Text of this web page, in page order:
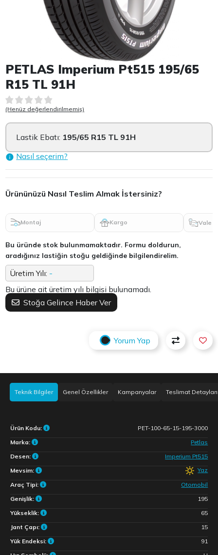
Item 1 of 1
PETLAS Imperium Pt515 195/65
R15 TL 91H
(Henüz değerlendirilmemiş)
Lastik Ebatı: 195/65 R15 TL 91H
Nasıl seçerim?
Ürününüzü Nasıl Teslim Almak İstersiniz?
Montaj Kargo Vale
Bu üründe stok bulunmamaktadır. Formu doldurun,
aradığınız lastiğin stoğu geldiğinde bilgilendirelim.
Üretim Yılı: -
Bu ürüne ait üretim yılı bilgisi bulunamadı.
Stoğa Gelince Haber Ver
Yorum Yap
Teknik Bilgiler Genel Özellikler Kampanyalar Teslimat Detayları
Ürün Kodu:
PET-100-65-15-195-3000
Marka:
Petlas
Desen:
Imperium Pt515
Mevsim:
Yaz
Araç Tipi:
Otomobil
Genişlik:
195
Yükseklik:
65
Jant Çapı:
15
Yük Endeksi:
91